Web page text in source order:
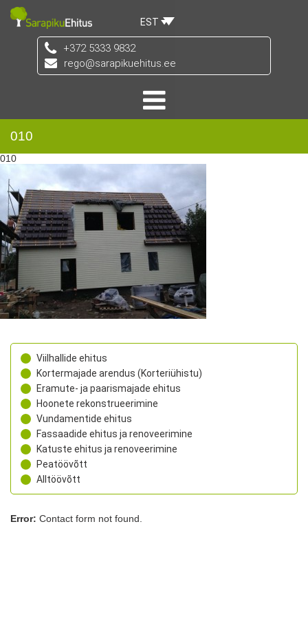
EST
+372 5333 9832
rego@sarapikuehitus.ee
010
010
Viilhallide ehitus
Kortermajade arendus (Korteriühistu)
Eramute- ja paarismajade ehitus
Hoonete rekonstrueerimine
Vundamentide ehitus
Fassaadide ehitus ja renoveerimine
Katuste ehitus ja renoveerimine
Peatöövõtt
Alltöövõtt
Error: Contact form not found.